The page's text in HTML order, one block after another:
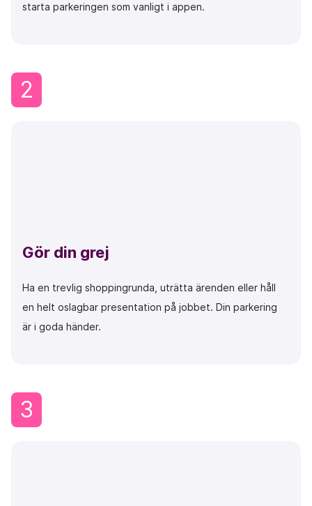
starta parkeringen som vanligt i appen.
2
Gör din grej
Ha en trevlig shoppingrunda, uträtta ärenden eller håll
en helt oslagbar presentation på jobbet. Din parkering
är i goda händer.
3